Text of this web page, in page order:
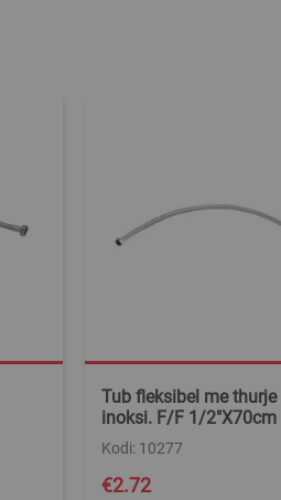
Tub fleksibel me thurje
inoksi. F/F 1/2"X70cm
€2.72
Kodi: 10277